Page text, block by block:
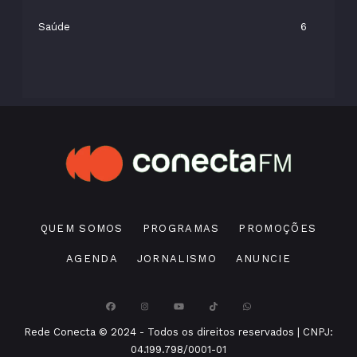
Saúde 6
QUEM SOMOS PROGRAMAS PROMOÇÕES
AGENDA JORNALISMO ANUNCIE
Rede Conecta © 2024 - Todos os direitos reservados | CNPJ:
04.199.798/0001-01